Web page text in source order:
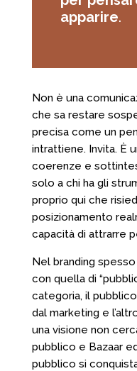
apparire.
Non è una
che sa restare
precisa come un
intrattiene. Invita. È
coerenze e
solo a chi ha gli
proprio qui che
posizionamento
capacità di attrarre
Nel branding spesso
con quella di
categoria, il
dal marketing e
una visione non
pubblico e Bazaar
pubblico si